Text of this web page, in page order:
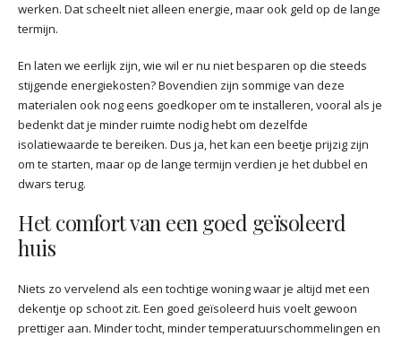
werken. Dat scheelt niet alleen energie, maar ook geld op de lange
termijn.
En laten we eerlijk zijn, wie wil er nu niet besparen op die steeds
stijgende energiekosten? Bovendien zijn sommige van deze
materialen ook nog eens goedkoper om te installeren, vooral als je
bedenkt dat je minder ruimte nodig hebt om dezelfde
isolatiewaarde te bereiken. Dus ja, het kan een beetje prijzig zijn
om te starten, maar op de lange termijn verdien je het dubbel en
dwars terug.
Het comfort van een goed geïsoleerd
huis
Niets zo vervelend als een tochtige woning waar je altijd met een
dekentje op schoot zit. Een goed geïsoleerd huis voelt gewoon
prettiger aan. Minder tocht, minder temperatuurschommelingen en